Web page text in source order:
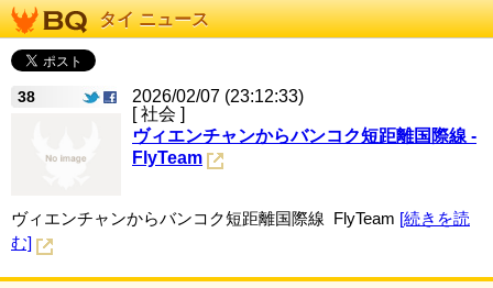
タイ ニュース
38
2026/02/07 (23:12:33)
[ 社会 ]
ヴィエンチャンからバンコク短距離国際線 -
FlyTeam
ヴィエンチャンからバンコク短距離国際線 FlyTeam [続きを読
む]